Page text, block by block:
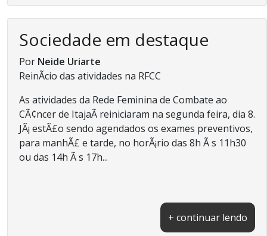
Sociedade em destaque
Por Neide Uriarte
ReinÃ­cio das atividades na RFCC
As atividades da Rede Feminina de Combate ao
CÃ¢ncer de ItajaÃ­ reiniciaram na segunda feira, dia 8.
JÃ¡ estÃ£o sendo agendados os exames preventivos,
para manhÃ£ e tarde, no horÃ¡rio das 8h Ã s 11h30
ou das 14h Ã s 17h...
+ continuar lendo